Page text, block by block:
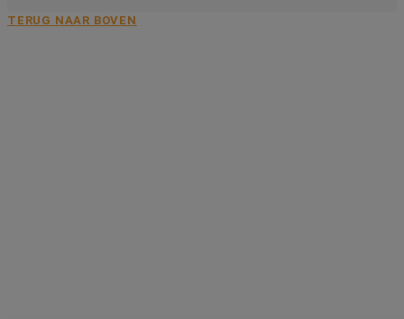
TERUG NAAR BOVEN